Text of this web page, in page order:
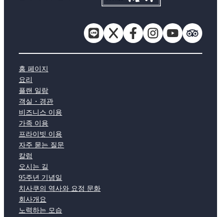
홈 페이지
요리
플랜 일람
객실・경관
비즈니스 이용
가족 이용
프라이빗 이용
자주 묻는 질문
칼럼
오시는 길
95주년 기념일
치사쿠의 역사와 요정 문화
회사개요
노력하는 모습